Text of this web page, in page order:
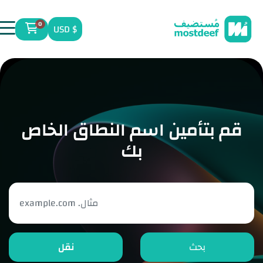
$ USD
0 عربة
قم بتأمين اسم النطاق الخاص
بك
بحث نقل